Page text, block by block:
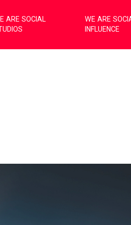
ARE SOCIAL
WE ARE
INFLUENCE